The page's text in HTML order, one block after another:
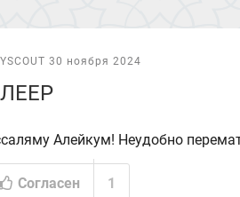
30 ноября 2024
Алейкум! Неудобно
Согласен 1